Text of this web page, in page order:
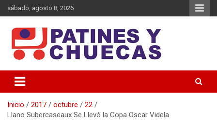
Saltar
al
sábado, agosto 8, 2026
Patines y Chuecas
Inicio 2017 octubre
22
Llano Subercaseaux Se Llevó la Copa Oscar Videla